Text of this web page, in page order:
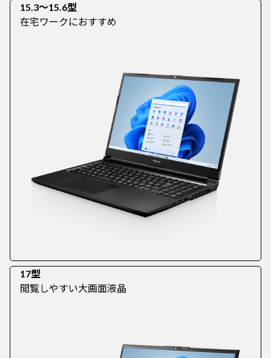
15.3～15.6型
在宅ワークにおすすめ
17型
閲覧しやすい大画面液晶